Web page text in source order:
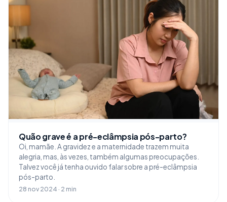
Quão grave é a pré-eclâmpsia pós-parto?
Oi, mamãe. A gravidez e a maternidade trazem muita
alegria, mas, às vezes, também algumas preocupações.
Talvez você já tenha ouvido falar sobre a pré-eclâmpsia
pós-parto.
28 nov 2024 · 2 min